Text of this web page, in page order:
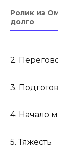
Ролик из
долго
2.
3.
4. Начало
5. Тяжесть